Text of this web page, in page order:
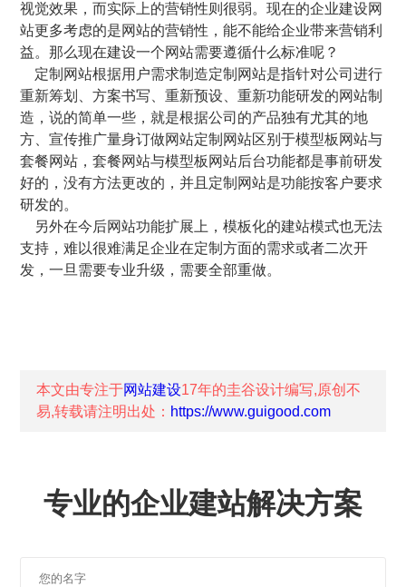
视觉效果，而实际上的营销性则很弱。现在的企业建设网
站更多考虑的是网站的营销性，能不能给企业带来营销利
益。那么现在建设一个网站需要遵循什么标准呢？
定制网站根据用户需求制造定制网站是指针对公司进行
重新筹划、方案书写、重新预设、重新功能研发的网站制
造，说的简单一些，就是根据公司的产品独有尤其的地
方、宣传推广量身订做网站定制网站区别于模型板网站与
套餐网站，套餐网站与模型板网站后台功能都是事前研发
好的，没有方法更改的，并且定制网站是功能按客户要求
研发的。
另外在今后网站功能扩展上，模板化的建站模式也无法
支持，难以很难满足企业在定制方面的需求或者二次开
发，一旦需要专业升级，需要全部重做。
本文由专注于网站建设17年的圭谷设计编写,原创不
易,转载请注明出处： https://www.guigood.com
专业的企业建站解决方案